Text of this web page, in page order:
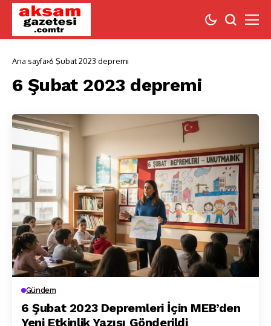
Ana sayfa 6 Şubat 2023 depremi
6 Şubat 2023 depremi
Gündem
6 Şubat 2023 Depremleri İçin MEB’den
Yeni Etkinlik Yazısı Gönderildi